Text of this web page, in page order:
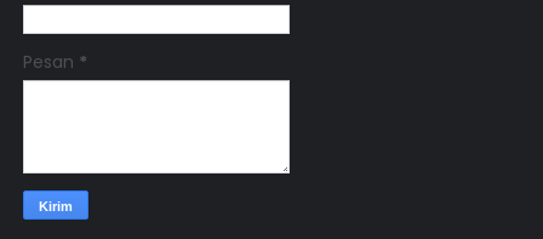
Pesan *